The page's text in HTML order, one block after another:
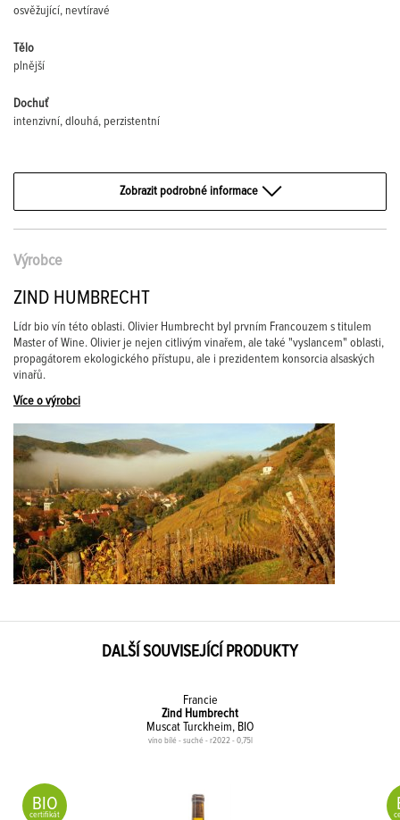
osvěžující, nevtíravé
Tělo
plnější
Dochuť
intenzivní, dlouhá, perzistentní
Zobrazit podrobné informace
Výrobce
ZIND HUMBRECHT
Lídr bio vín této oblasti. Olivier Humbrecht byl prvním Francouzem s titulem
Master of Wine. Olivier je nejen citlivým vinařem, ale také "vyslancem" oblasti,
propagátorem ekologického přístupu, ale i prezidentem konsorcia alsaských
vinařů.
Více o výrobci
DALŠÍ SOUVISEJÍCÍ PRODUKTY
Francie
Zind Humbrecht
Muscat Turckheim, BIO
víno bílé - suché - r2022 - 0,75l
BIO
certifikát